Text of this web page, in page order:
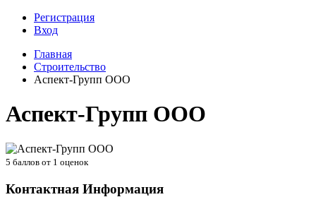
Регистрация
Вход
Главная
Строительство
Аспект-Групп ООО
Аспект-Групп ООО
5 баллов от 1 оценок
Контактная Информация